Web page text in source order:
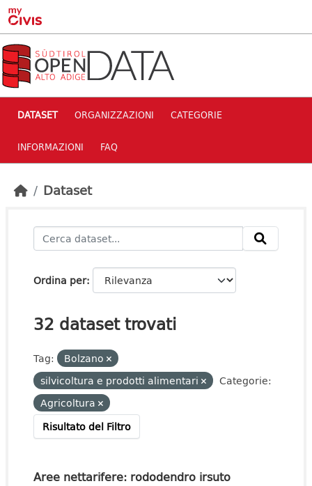
Skip to main content
DATASET ORGANIZZAZIONI CATEGORIE
INFORMAZIONI FAQ
Dataset
Ordina per
32 dataset trovati
Tag:
Bolzano
silvicoltura e prodotti alimentari
Categorie:
Agricoltura
Risultato del Filtro
Aree nettarifere: rododendro irsuto